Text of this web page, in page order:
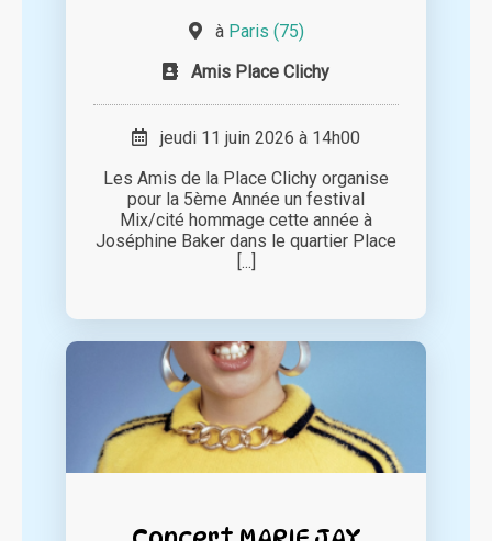
à Paris (75)
Amis Place Clichy
jeudi 11 juin 2026 à 14h00
Les Amis de la Place Clichy organise
pour la 5ème Année un festival
Mix/cité hommage cette année à
Joséphine Baker dans le quartier Place
[...]